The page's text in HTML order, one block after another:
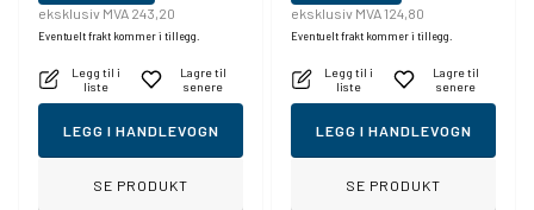
eksklusiv MVA 243,20
Eventuelt frakt kommer i tillegg.
Legg til i
liste
Lagre til
senere
LEGG I HANDLEVOGN
SE PRODUKT
eksklusiv MVA 124,80
Eventuelt frakt kommer i tillegg.
Legg til i
liste
Lagre til
senere
LEGG I HANDLEVOGN
SE PRODUKT